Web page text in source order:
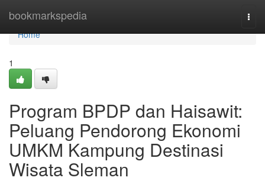
bookmarkspedia
Home
Home
1
Program BPDP dan Haisawit:
Peluang Pendorong Ekonomi
UMKM Kampung Destinasi
Wisata Sleman